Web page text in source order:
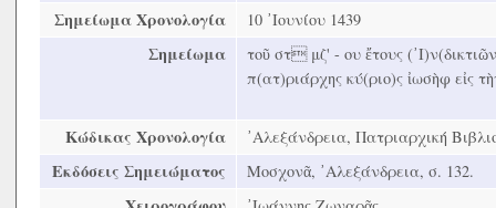
Σημείωμα Χρονολογία 10 ᾿Ιουνίου 1439
Σημείωμα
τοῦ στ μζ' - ου ἔτους
π(ατ)ριάρχης κύ(ριο)ς ἰωσὴφ εἰς
Κώδικας Χρονολογία ᾿Αλεξάνδρεια, Πατριαρχική
Εκδόσεις Σημειώματος Μοσχονᾶ, ᾿Αλεξάνδρεια, σ. 132.